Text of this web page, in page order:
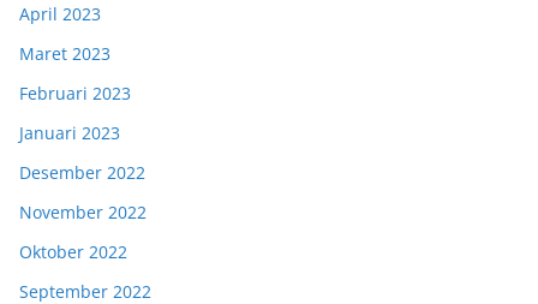
April 2023
Maret 2023
Februari 2023
Januari 2023
Desember 2022
November 2022
Oktober 2022
September 2022